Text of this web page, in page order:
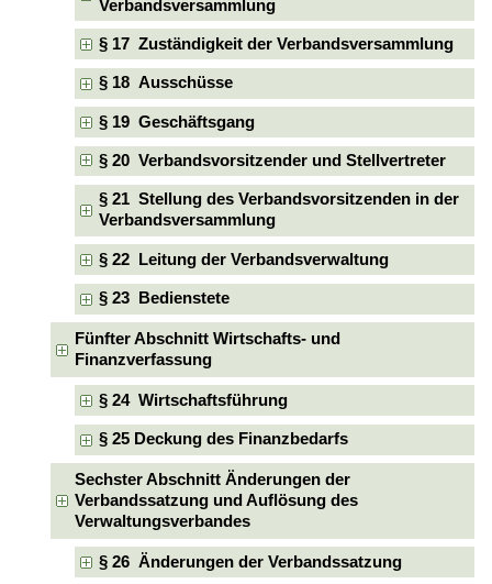
Verbandsversammlung
§ 17 Zuständigkeit der Verbandsversammlung
§ 18 Ausschüsse
§ 19 Geschäftsgang
§ 20 Verbandsvorsitzender und Stellvertreter
§ 21 Stellung des Verbandsvorsitzenden in der
Verbandsversammlung
§ 22 Leitung der Verbandsverwaltung
§ 23 Bedienstete
Fünfter Abschnitt Wirtschafts- und
Finanzverfassung
§ 24 Wirtschaftsführung
§ 25 Deckung des Finanzbedarfs
Sechster Abschnitt Änderungen der
Verbandssatzung und Auflösung des
Verwaltungsverbandes
§ 26 Änderungen der Verbandssatzung